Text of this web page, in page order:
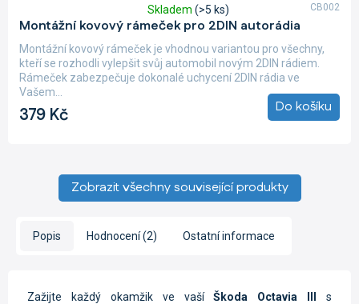
Montážní kovový rámeček pro 2DIN autorádia
hodnocení
produktu
je
5,0
z
hvězdiček.
Skladem (>5 ks)
379 Kč Do košíku
Montážní kovový rámeček je vhodnou variantou pro všechny,
kteří se rozhodli vylepšit svůj automobil novým 2DIN rádiem.
Rámeček zabezpečuje dokonalé uchycení 2DIN rádia ve
Vašem...
CB002
Zobrazit všechny související produkty
Popis Hodnocení (2) Ostatní informace
Zažijte každý okamžik ve vašíŠkoda Octavia III
s